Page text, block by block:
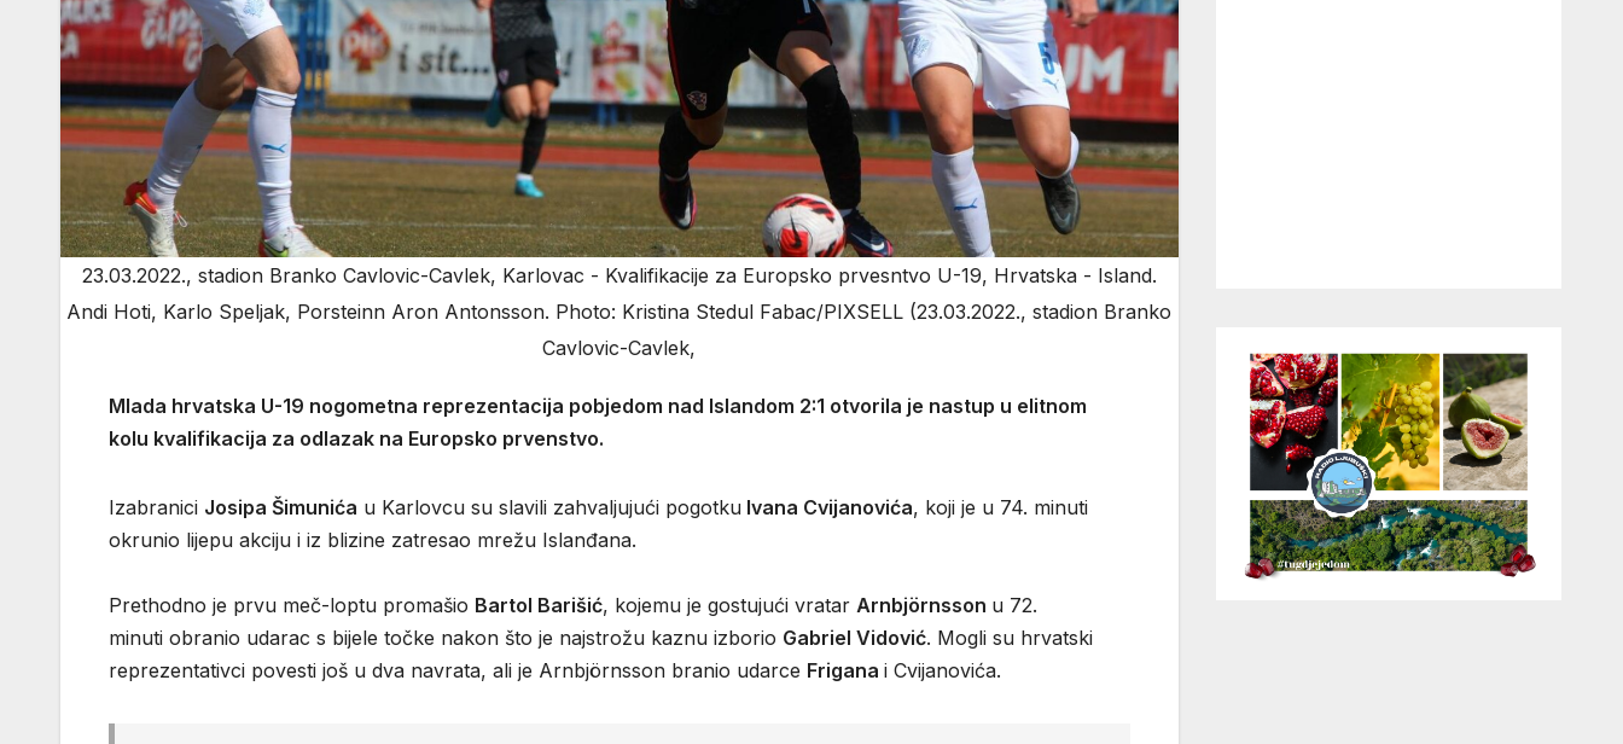
23.03.2022., stadion Branko Cavlovic-Cavlek, Karlovac - Kvalifikacije za Europsko prvesntvo U-19, Hrvatska - Island.
Andi Hoti, Karlo Speljak, Porsteinn Aron Antonsson. Photo: Kristina Stedul Fabac/PIXSELL (23.03.2022., stadion Branko
Cavlovic-Cavlek,
Mlada hrvatska U-19 nogometna reprezentacija pobjedom nad Islandom 2:1 otvorila je nastup u elitnom
kolu kvalifikacija za odlazak na Europsko prvenstvo.
Izabranici Josipa Šimunića u Karlovcu su slavili zahvaljujući pogotku Ivana Cvijanovića, koji je u 74. minuti
okrunio lijepu akciju i iz blizine zatresao mrežu Islanđana.
Prethodno je prvu meč-loptu promašio Bartol Barišić, kojemu je gostujući vratar Arnbjörnsson u 72.
minuti obranio udarac s bijele točke nakon što je najstrožu kaznu izborio Gabriel Vidović. Mogli su hrvatski
reprezentativci povesti još u dva navrata, ali je Arnbjörnsson branio udarce Frigana i Cvijanovića.